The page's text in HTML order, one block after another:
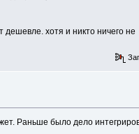
дешевле. хотя и никто ничего не
Раньше было дело